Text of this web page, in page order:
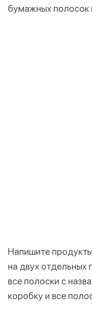
бумажных полосок
Напишите
на двух отдельных
все полоски с
коробку и все